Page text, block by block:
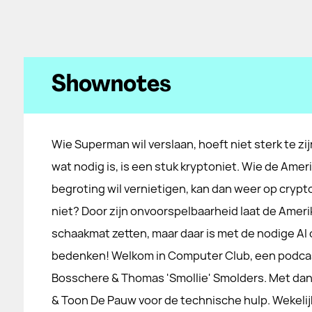
Shownotes
Wie Superman wil verslaan, hoeft niet sterk te
wat nodig is, is een stuk kryptoniet. Wie de
begroting wil vernietigen, kan dan weer op
niet? Door zijn onvoorspelbaarheid laat de
schaakmat zetten, maar daar is met de nodige
bedenken! Welkom in Computer Club, een
Bosschere & Thomas 'Smollie' Smolders. Met
& Toon De Pauw voor de technische hulp.